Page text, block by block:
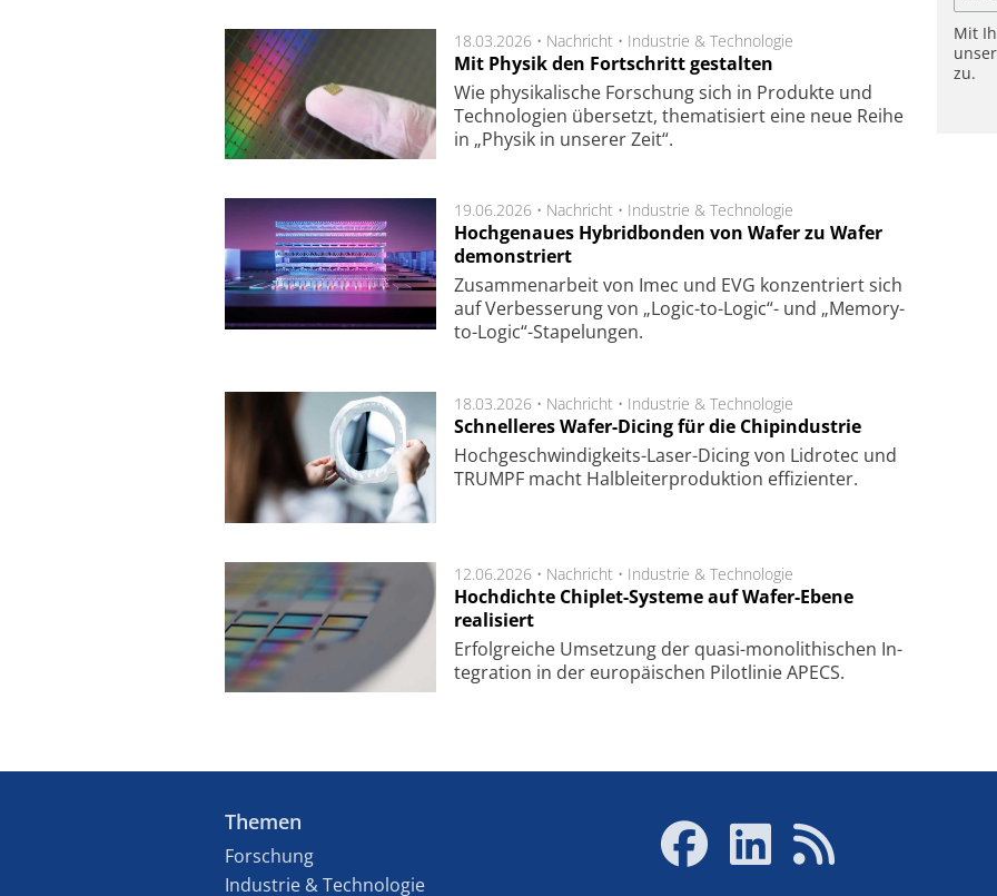
18.03.2026 • Nachricht • Industrie & Technologie
Mit Physik den Fortschritt gestalten
Wie physikalische Forschung sich in Produkte und
Technologien übersetzt, thematisiert eine neue Reihe
in „Physik in unserer Zeit“.
19.06.2026 • Nachricht • Industrie & Technologie
Hochgenaues Hybridbonden von Wafer zu Wafer
demonstriert
Zu­sam­men­arbeit von Imec und EVG kon­zen­triert sich
auf Ver­bes­se­rung von „Logic-to-Logic“- und „Memory-
to-Logic“-Sta­pe­lungen.
18.03.2026 • Nachricht • Industrie & Technologie
Schnelleres Wafer-Dicing für die Chipindustrie
Hoch­ge­schwin­dig­keits-Laser-Dicing von Lidrotec und
TRUMPF macht Halb­lei­ter­pro­duk­tion ef­fi­zien­ter.
12.06.2026 • Nachricht • Industrie & Technologie
Hochdichte Chiplet-Systeme auf Wafer-Ebene
realisiert
Er­folg­rei­che Um­set­zung der quasi-mono­li­thi­schen In­
te­gra­tion in der eu­ro­pä­i­schen Pi­lot­li­nie APECS.
Mit
zu.
Themen
Forschung
Industrie & Technologie